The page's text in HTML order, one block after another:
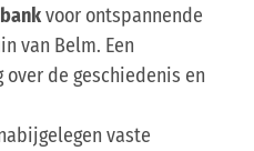
voor ontspannende
van Belm. Een
de geschiedenis en
vaste